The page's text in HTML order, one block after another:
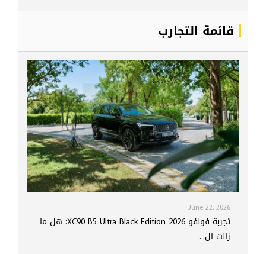
قائمة التجارب
June 22, 2026
تجربة فولفو XC90 B5 Ultra Black Edition 2026: هل ما
زالت ال...